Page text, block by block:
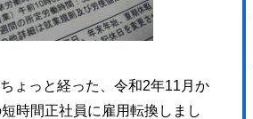
ょっと経った、令和2年11月か
時間正社員に雇用転換しまし
xml+oembed" href="https://
v0.wordpress.com'/>
Light HEAD --><script>